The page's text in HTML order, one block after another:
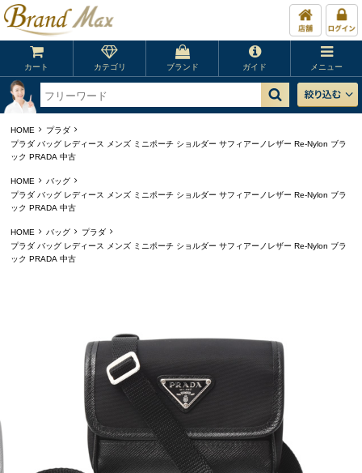
カート カテゴリ ブランド ガイド メニュー
HOME
プラダ
プラダ バッグ レディース メンズ ミニポーチ ショルダー サフィアーノレザー Re-Nylon ブラ
ック PRADA 中古
HOME
バッグ
プラダ バッグ レディース メンズ ミニポーチ ショルダー サフィアーノレザー Re-Nylon ブラ
ック PRADA 中古
HOME バッグ
プラダ
プラダ バッグ レディース メンズ ミニポーチ ショルダー サフィアーノレザー Re-Nylon ブラ
ック PRADA 中古